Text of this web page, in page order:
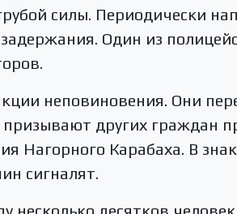
силы. Периодически
Один из
неповиновения. Они
других граждан
Нагорного Карабаха. В
сигналят.
несколько десятков